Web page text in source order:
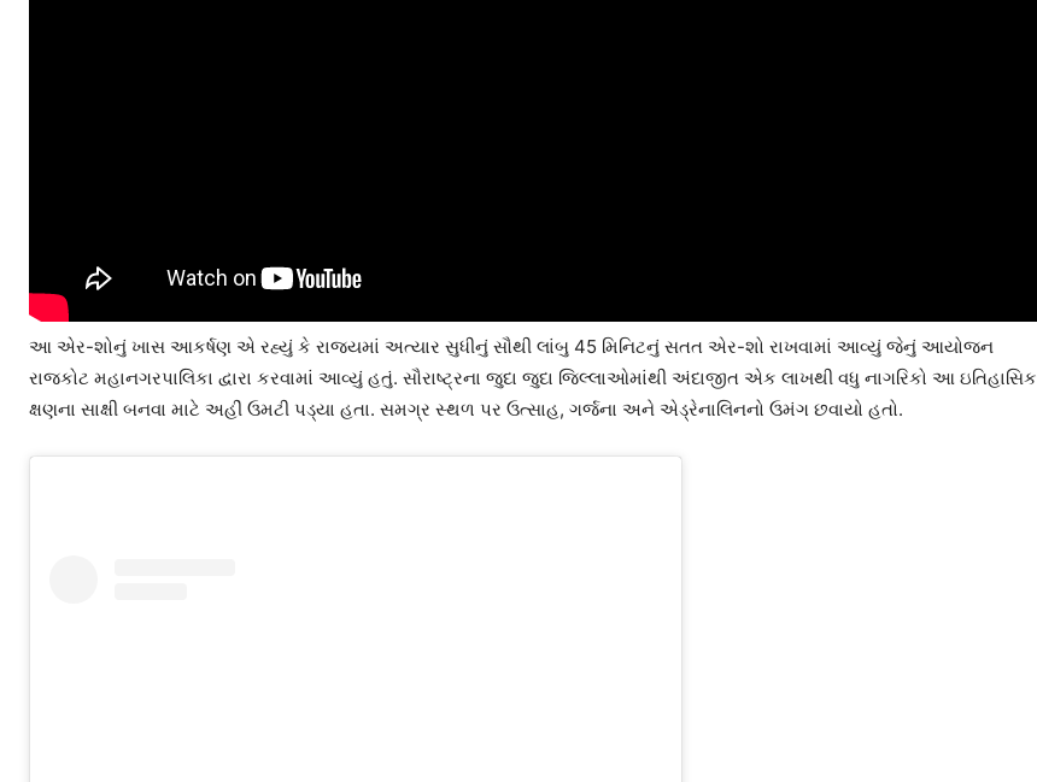
આ એર-શોનું ખાસ આકર્ષણ એ રહ્યું કે રાજ્યમાં અત્યાર સુધીનું સૌથી લાંબુ 45 મિનિટનું સતત એર-શો રાખવામાં આવ્યું જેનું આયોજન
રાજકોટ મહાનગરપાલિકા દ્વારા કરવામાં આવ્યું હતું. સૌરાષ્ટ્રના જુદા જુદા જિલ્લાઓમાંથી અંદાજીત એક લાખથી વધુ નાગરિકો આ ઇતિહાસિક
ક્ષણના સાક્ષી બનવા માટે અહીં ઉમટી પડ્યા હતા. સમગ્ર સ્થળ પર ઉત્સાહ, ગર્જના અને એડ્રેનાલિનનો ઉમંગ છવાયો હતો.